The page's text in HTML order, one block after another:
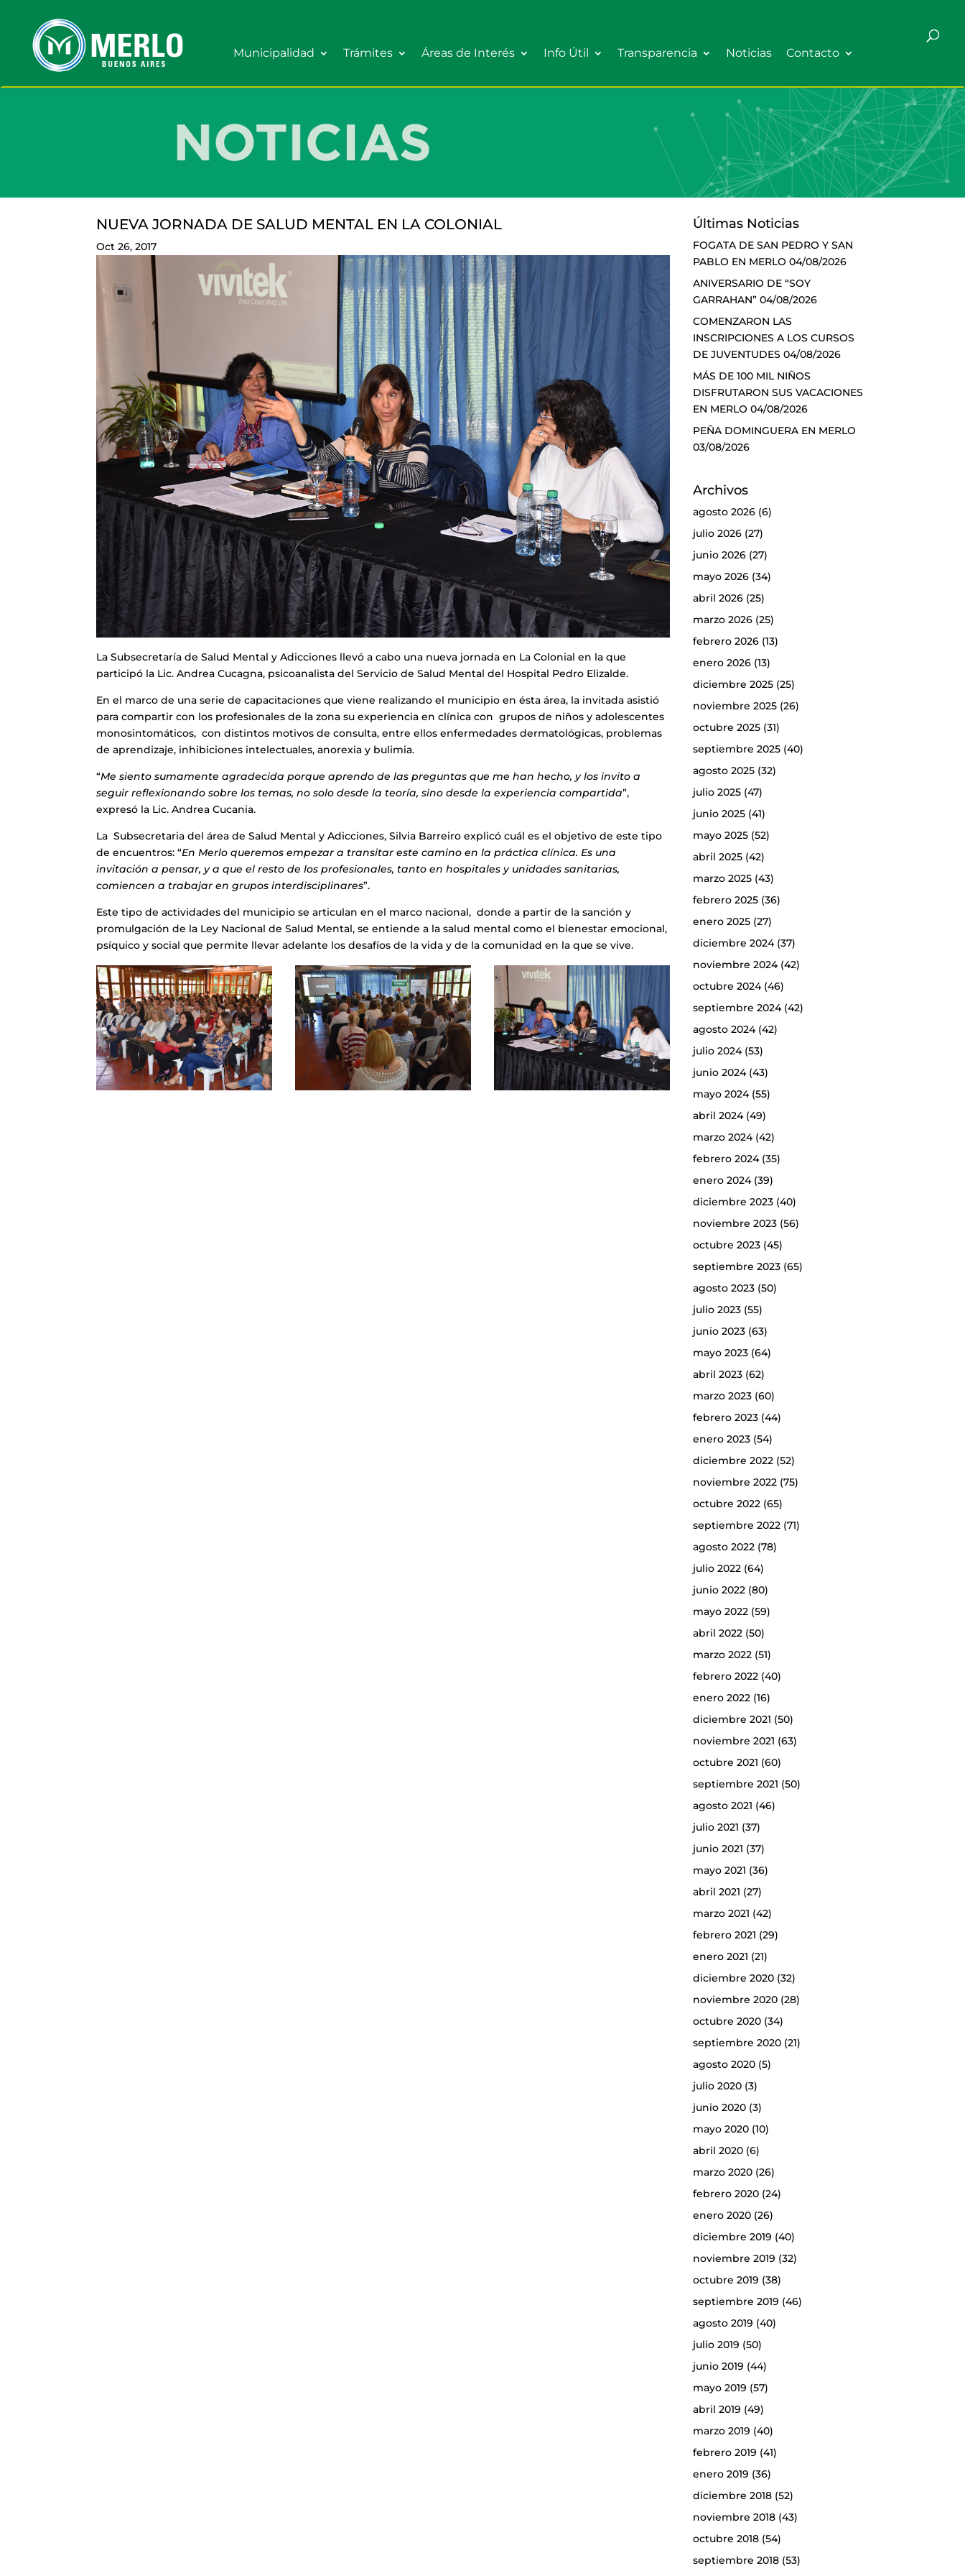
Municipalidad Trámites Áreas de Interés Info Útil Transparencia Noticias Contacto
NUEVA JORNADA DE SALUD MENTAL EN LA COLONIAL
Oct 26, 2017
La Subsecretaría de Salud Mental y Adicciones llevó a cabo una nueva jornada en La Colonial en la que
participó la Lic. Andrea Cucagna, psicoanalista del Servicio de Salud Mental del Hospital Pedro Elizalde.
En el marco de una serie de capacitaciones que viene realizando el municipio en ésta área, la invitada asistió
para compartir con los profesionales de la zona su experiencia en clínica con grupos de niños y adolescentes
monosintomáticos, con distintos motivos de consulta, entre ellos enfermedades dermatológicas, problemas
de aprendizaje, inhibiciones intelectuales, anorexia y bulimia.
“Me siento sumamente agradecida porque aprendo de las preguntas que me han hecho, y los invito a
seguir reflexionando sobre los temas, no solo desde la teoría, sino desde la experiencia compartida”,
expresó la Lic. Andrea Cucania.
La Subsecretaria del área de Salud Mental y Adicciones, Silvia Barreiro explicó cuál es el objetivo de este tipo
de encuentros: “En Merlo queremos empezar a transitar este camino en la práctica clínica. Es una
invitación a pensar, y a que el resto de los profesionales, tanto en hospitales y unidades sanitarias,
comiencen a trabajar en grupos interdisciplinares”.
Este tipo de actividades del municipio se articulan en el marco nacional, donde a partir de la sanción y
promulgación de la Ley Nacional de Salud Mental, se entiende a la salud mental como el bienestar emocional,
psíquico y social que permite llevar adelante los desafíos de la vida y de la comunidad en la que se vive.
Últimas Noticias
FOGATA DE SAN PEDRO Y SAN
PABLO EN MERLO 04/08/2026
ANIVERSARIO DE “SOY
GARRAHAN” 04/08/2026
COMENZARON LAS
INSCRIPCIONES A LOS CURSOS
DE JUVENTUDES 04/08/2026
MÁS DE 100 MIL NIÑOS
DISFRUTARON SUS VACACIONES
EN MERLO 04/08/2026
PEÑA DOMINGUERA EN MERLO
03/08/2026
Archivos
agosto 2026(6)
julio 2026(27)
junio 2026(27)
mayo 2026(34)
abril 2026(25)
marzo 2026(25)
febrero 2026(13)
enero 2026(13)
diciembre 2025(25)
noviembre 2025(26)
octubre 2025(31)
septiembre 2025(40)
agosto 2025(32)
julio 2025(47)
junio 2025(41)
mayo 2025(52)
abril 2025(42)
marzo 2025(43)
febrero 2025(36)
enero 2025(27)
diciembre 2024(37)
noviembre 2024(42)
octubre 2024(46)
septiembre 2024(42)
agosto 2024(42)
julio 2024(53)
junio 2024(43)
mayo 2024(55)
abril 2024(49)
marzo 2024(42)
febrero 2024(35)
enero 2024(39)
diciembre 2023(40)
noviembre 2023(56)
octubre 2023(45)
septiembre 2023(65)
agosto 2023(50)
julio 2023(55)
junio 2023(63)
mayo 2023(64)
abril 2023(62)
marzo 2023(60)
febrero 2023(44)
enero 2023(54)
diciembre 2022(52)
noviembre 2022(75)
octubre 2022(65)
septiembre 2022(71)
agosto 2022(78)
julio 2022(64)
junio 2022(80)
mayo 2022(59)
abril 2022(50)
marzo 2022(51)
febrero 2022(40)
enero 2022(16)
diciembre 2021 (50)
noviembre 2021 (63)
octubre 2021 (60)
septiembre 2021 (50)
agosto 2021 (46)
julio 2021 (37)
junio 2021 (37)
mayo 2021 (36)
abril 2021 (27)
marzo 2021 (42)
febrero 2021 (29)
enero 2021 (21)
diciembre 2020(32)
noviembre 2020(28)
octubre 2020(34)
septiembre 2020(21)
agosto 2020(5)
julio 2020(3)
junio 2020(3)
mayo 2020(10)
abril 2020(6)
marzo 2020(26)
febrero 2020(24)
enero 2020(26)
diciembre 2019 (40)
noviembre 2019 (32)
octubre 2019 (38)
septiembre 2019 (46)
agosto 2019 (40)
julio 2019 (50)
junio 2019 (44)
mayo 2019 (57)
abril 2019 (49)
marzo 2019 (40)
febrero 2019 (41)
enero 2019 (36)
diciembre 2018(52)
noviembre 2018(43)
octubre 2018(54)
septiembre 2018(53)